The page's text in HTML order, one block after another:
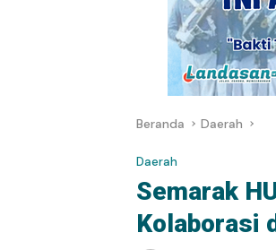
Beranda Daerah
Daerah
Semarak
Kolaborasi